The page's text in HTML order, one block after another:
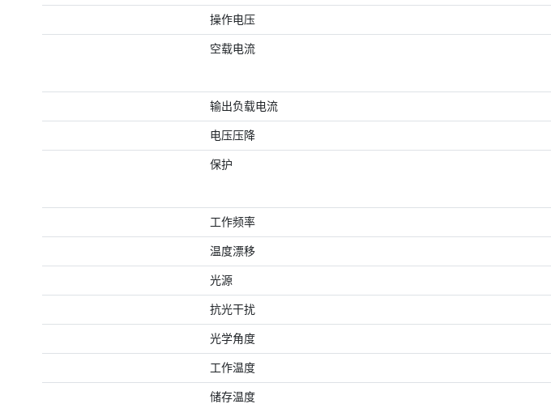
操作电压
空载电流
输出负载电流
电压压降
保护
工作频率
温度漂移
光源
抗光干扰
光学角度
工作温度
储存温度